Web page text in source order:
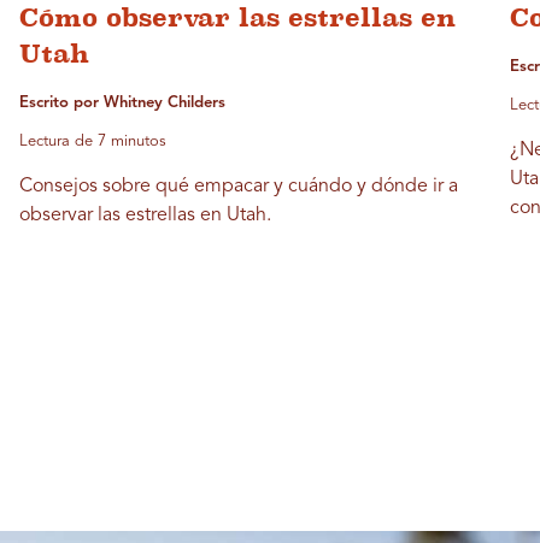
Cómo observar las estrellas en
Utah
Escrito por Whitney Childers
Lectura de 7 minutos
Consejos sobre qué empacar y cuándo y dónde ir a
observar las estrellas en Utah.